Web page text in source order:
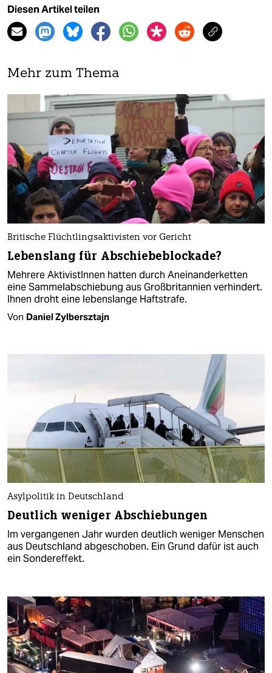
Diesen Artikel teilen
Mehr zum Thema
Britische Flüchtlingsaktivisten vor Gericht
Lebenslang für Abschiebeblockade?
Mehrere AktivistInnen hatten durch Aneinanderketten
eine Sammelabschiebung aus Großbritannien verhindert.
Ihnen droht eine lebenslange Haftstrafe.
Von Daniel Zylbersztajn
Asylpolitik in Deutschland
Deutlich weniger Abschiebungen
Im vergangenen Jahr wurden deutlich weniger Menschen
aus Deutschland abgeschoben. Ein Grund dafür ist auch
ein Sondereffekt.